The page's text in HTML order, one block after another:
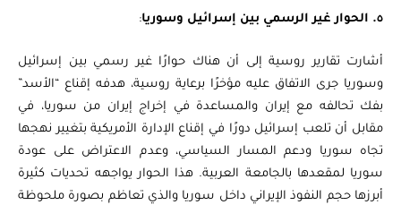
:
أشارت تقارير روسية إلى أن هناك حوارًا غير رسمي بين إسرائيل
وسوريا جرى الاتفاق عليه مؤخرًا برعاية روسية، هدفه إقناع “الأسد”
بفك تحالفه مع إيران والمساعدة في إخراج إيران من سوريا، في
مقابل أن تلعب إسرائيل دورًا في إقناع الإدارة الأمريكية بتغيير نهجها
تجاه سوريا ودعم المسار السياسي، وعدم الاعتراض على عودة
سوريا لمقعدها بالجامعة العربية. هذا الحوار يواجهه تحديات كثيرة
أبرزها حجم النفوذ الإيراني داخل سوريا والذي تعاظم بصورة ملحوظة